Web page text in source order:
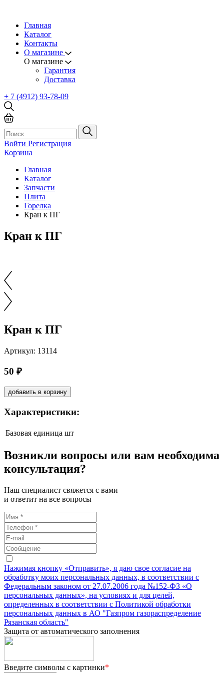
Главная
Каталог
Контакты
О магазине
О магазине
Гарантия
Доставка
+ 7 (4912) 93-78-09
Войти Регистрация
Корзина
Главная
Каталог
Запчасти
Плита
Горелка
Кран к ПГ
Кран к ПГ
Кран к ПГ
Артикул: 13114
50 ₽
добавить в корзину
Характеристики:
Базовая единица шт
Возникли вопросы или вам необходима
консультация?
Наш специалист свяжется с вами
и ответит на все вопросы
Нажимая кнопку «Отправить», я даю свое согласие на
обработку моих персональных данных, в соответствии с
Федеральным законом от 27.07.2006 года №152-ФЗ «О
персональных данных», на условиях и для целей,
определенных в соответствии с Политикой обработки
персональных данных в АО "Газпром газораспределение
Рязанская область"
Защита от автоматического заполнения
Введите символы с картинки*